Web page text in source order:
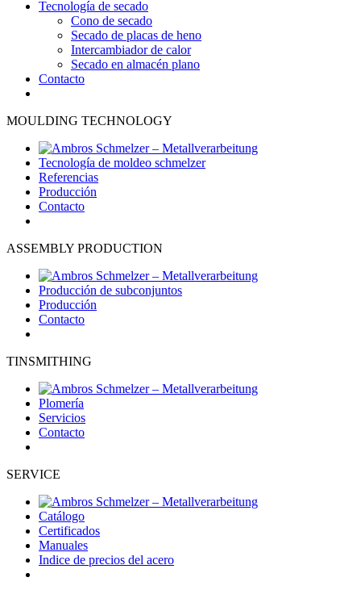
Tecnología de secado
Cono de secado
Secado de placas de heno
Intercambiador de calor
Secado en almacén plano
Contacto
MOULDING TECHNOLOGY
Tecnología de moldeo schmelzer
Referencias
Producción
Contacto
ASSEMBLY PRODUCTION
Producción de subconjuntos
Producción
Contacto
TINSMITHING
Plomería
Servicios
Contacto
SERVICE
Catálogo
Certificados
Manuales
Indice de precios del acero